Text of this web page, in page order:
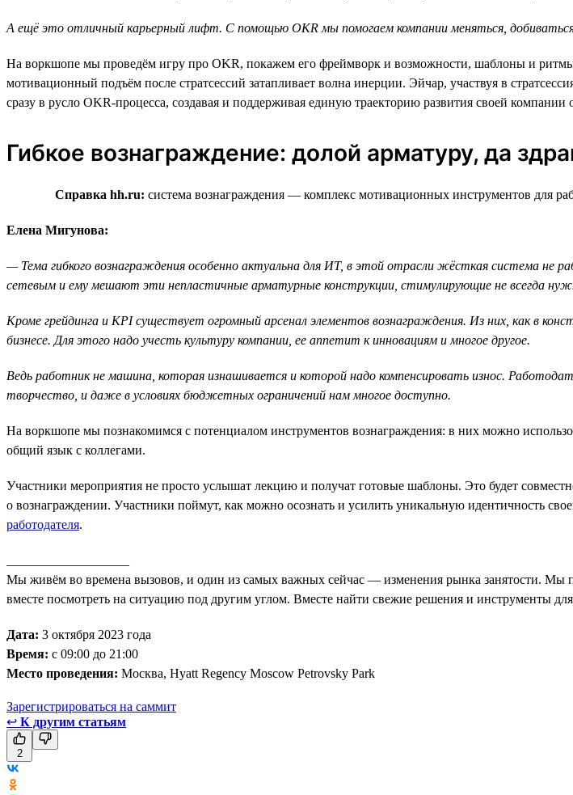
А ещё это отличный карьерный лифт. С помощью OKR мы помогаем компании меняться,
На воркшопе мы проведём игру про OKR, покажем его фреймворк и возможности, шаблоны и
мотивационный подъём после стратсессий затапливает волна инерции. Эйчар, участвуя в
сразу в русло OKR-процесса, создавая и поддерживая единую траекторию развития своей компании
Гибкое вознаграждение: долой арматуру, да
Справка hh.ru: система вознаграждения — комплекс мотивационных инструментов для
Елена Мигунова:
— Тема гибкого вознаграждения особенно актуальна для ИТ, в этой отрасли жёсткая система не
сетевым и ему мешают эти непластичные арматурные конструкции, стимулирующие не всегда
Кроме грейдинга и KPI существует огромный арсенал элементов вознаграждения. Из них, как в
бизнесе. Для этого надо учесть культуру компании, ее аппетит к инновациям и многое другое.
Ведь работник не машина, которая изнашивается и которой надо компенсировать износ.
творчество, и даже в условиях бюджетных ограничений нам многое доступно.
На воркшопе мы познакомимся с потенциалом инструментов вознаграждения: в них можно
общий язык с коллегами.
Участники мероприятия не просто услышат лекцию и получат готовые шаблоны. Это будет
о вознаграждении. Участники поймут, как можно осознать и усилить уникальную идентичность
работодателя.
Мы живём во времена вызовов, и один из самых важных сейчас — изменения рынка занятости.
вместе посмотреть на ситуацию под другим углом. Вместе найти свежие решения и инструменты
Дата: 3 октября 2023 года
Время: с 09:00 до 21:00
Место проведения: Москва, Hyatt Regency Moscow Petrovsky Park
Зарегистрироваться на саммит
↩ К другим статьям
2